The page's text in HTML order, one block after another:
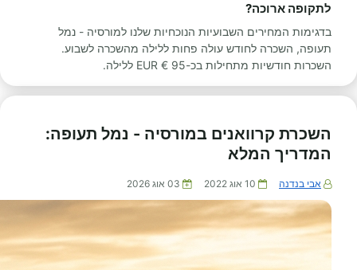
לתקופה ארוכה?
בדגימות המחירים השבועיות הנוכחיות שלנו למורסיה - נמל
תעופה, השכרה לחודש עולה פחות ללילה מהשכרה לשבוע.
השכרות חודשיות מתחילות בכ-95 € EUR ללילה.
השכרת קרוואנים במורסיה - נמל תעופה:
המדריך המלא
אבי בנדנה 10 אוג 2022 03 אוג 2026